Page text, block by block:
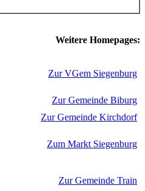
Weitere Homepages:
Zur VGem Siegenburg
Zur Gemeinde Biburg
Zur Gemeinde Kirchdorf
Zum Markt Siegenburg
Zur Gemeinde Train